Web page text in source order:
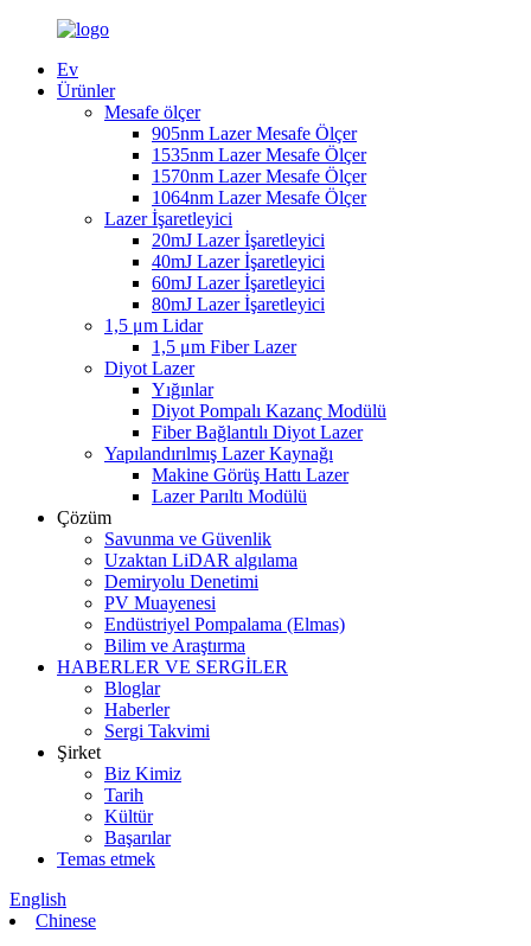
Ev
Ürünler
Mesafe ölçer
905nm Lazer Mesafe Ölçer
1535nm Lazer Mesafe Ölçer
1570nm Lazer Mesafe Ölçer
1064nm Lazer Mesafe Ölçer
Lazer İşaretleyici
20mJ Lazer İşaretleyici
40mJ Lazer İşaretleyici
60mJ Lazer İşaretleyici
80mJ Lazer İşaretleyici
1,5 μm Lidar
1,5 μm Fiber Lazer
Diyot Lazer
Yığınlar
Diyot Pompalı Kazanç Modülü
Fiber Bağlantılı Diyot Lazer
Yapılandırılmış Lazer Kaynağı
Makine Görüş Hattı Lazer
Lazer Parıltı Modülü
Çözüm
Savunma ve Güvenlik
Uzaktan LiDAR algılama
Demiryolu Denetimi
PV Muayenesi
Endüstriyel Pompalama (Elmas)
Bilim ve Araştırma
HABERLER VE SERGİLER
Bloglar
Haberler
Sergi Takvimi
Şirket
Biz Kimiz
Tarih
Kültür
Başarılar
Temas etmek
English
Chinese